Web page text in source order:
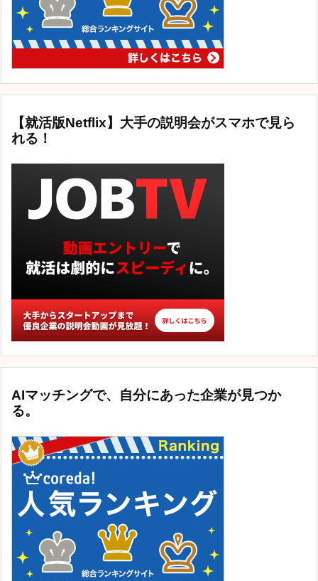
【就活版Netflix】大手の説明会がスマホで見ら
れる！
AIマッチングで、自分にあった企業が見つか
る。